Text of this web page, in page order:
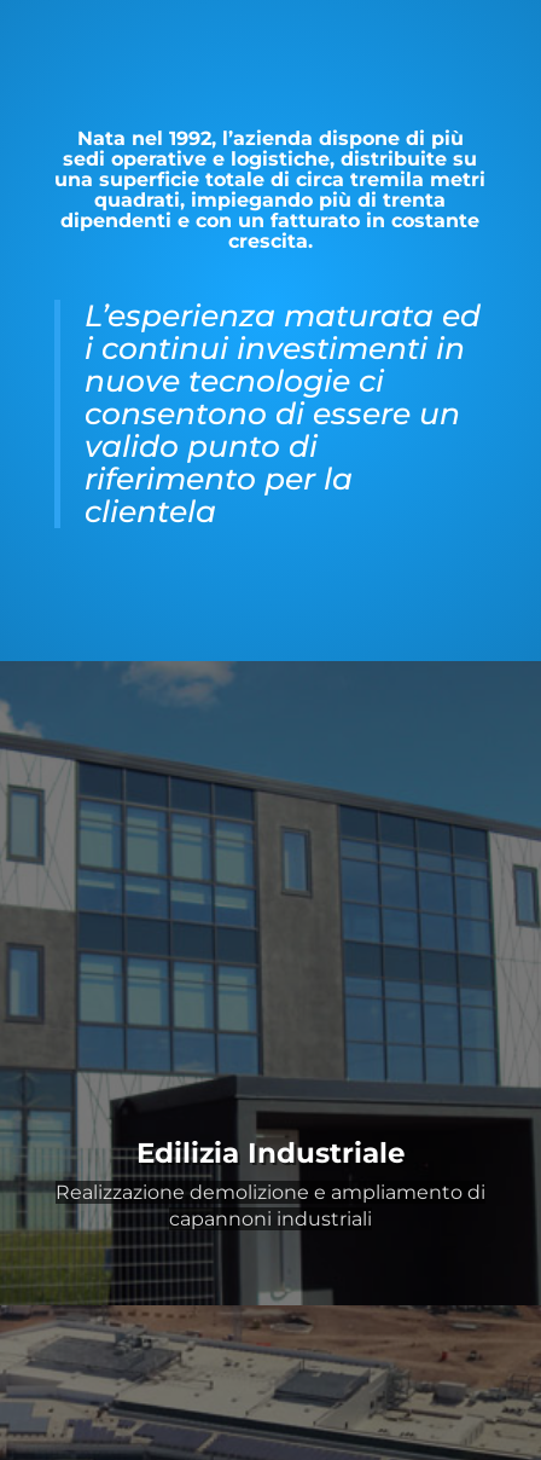
Nata nel 1992, l’azienda dispone di più
sedi operative e logistiche, distribuite su
una superficie totale di circa tremila metri
quadrati, impiegando più di trenta
dipendenti e con un fatturato in costante
crescita.
L’esperienza maturata ed
i continui investimenti in
nuove tecnologie ci
consentono di essere un
valido punto di
riferimento per la
clientela
Edilizia Industriale
Realizzazione demolizione e ampliamento di
capannoni industriali